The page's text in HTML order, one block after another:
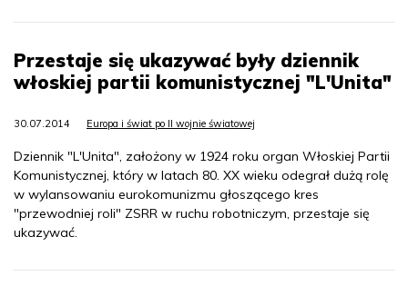
Przestaje się ukazywać były dziennik
włoskiej partii komunistycznej "L'Unita"
30.07.2014 Europa i świat po II wojnie światowej
Dziennik "L'Unita", założony w 1924 roku organ Włoskiej Partii
Komunistycznej, który w latach 80. XX wieku odegrał dużą rolę
w wylansowaniu eurokomunizmu głoszącego kres
"przewodniej roli" ZSRR w ruchu robotniczym, przestaje się
ukazywać.